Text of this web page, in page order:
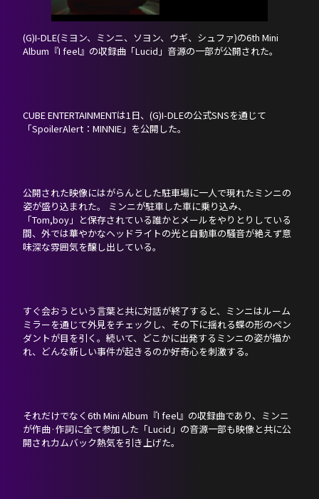
(G)I-DLE(ミヨン、ミンニ、ソヨン、ウギ、シュファ)の6th Mini
Album『I feel』の収録曲「Lucid」音源の一部が公開された。
CUBE ENTERTAINMENTは1日、(G)I-DLEの公式SNSを通じて
「SpoilerAlert：MINNIE」を公開した。
公開された映像にはがらんとした駐車場に一人で現れたミンニの
姿が盛り込まれた。 ミンニが駐車した車に乗り込み、
「Tom,boy」と保存されている誰かとメールをやりとりしている
間、外では華やかなヘッドライトの光と自動車の騒音が絶えず意
味深な雰囲気を醸し出している。
すぐ会おうという言葉と共に対話が終了すると、ミンニはルーム
ミラーを通じて外見をチェックし、その下に揺れる蝶の形のペン
ダントが目を引く。続いて、どこかに出発するミンニの姿が描か
れ、どんな新しい事件が起きるのか好奇心を刺激する。
それだけでなく6th Mini Album『I feel』の収録曲であり、ミンニ
が作曲·作詞に全て参加した「Lucid」の音源一部も映像と共に公
開されカムバック熱気を引き上げた。
HOME
PROFILE
NEVERLAND JAPAN